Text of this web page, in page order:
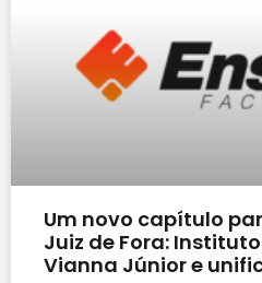
Um novo capítulo
Juiz de Fora:
Vianna Júnior e